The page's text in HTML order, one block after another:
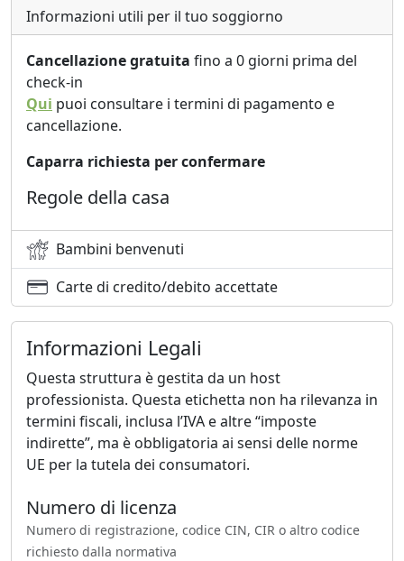
Informazioni utili per il tuo soggiorno
Cancellazione gratuita fino a 0 giorni prima del
check-in
Qui puoi consultare i termini di pagamento e
cancellazione.
Caparra richiesta per confermare
Regole della casa
Bambini benvenuti
Carte di credito/debito accettate
Informazioni Legali
Questa struttura è gestita da un host
professionista. Questa etichetta non ha rilevanza in
termini fiscali, inclusa l’IVA e altre “imposte
indirette”, ma è obbligatoria ai sensi delle norme
UE per la tutela dei consumatori.
Numero di licenza
Numero di registrazione, codice CIN, CIR o altro codice
richiesto dalla normativa